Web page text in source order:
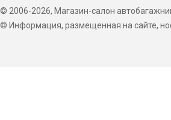
© 2006-2026, Магазин-салон
© Информация, размещенная на сайте,